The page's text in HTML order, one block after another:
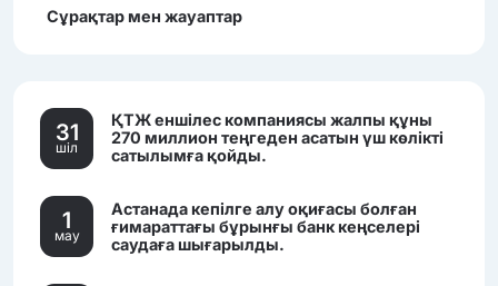
Сұрақтар мен жауаптар
31
шiл
ҚТЖ еншілес компаниясы жалпы құны
270 миллион теңгеден асатын үш көлікті
сатылымға қойды.
1
мау
Астанада кепілге алу оқиғасы болған
ғимараттағы бұрынғы банк кеңселері
саудаға шығарылды.